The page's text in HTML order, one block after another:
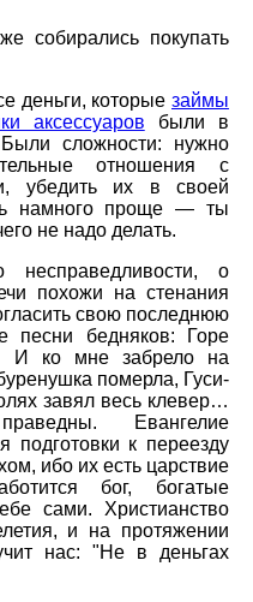
собирались покупать
деньги, которые займы
аксессуаров были в
сложности: нужно
отношения с
убедить их в своей
намного проще — ты
не надо делать.
о
похожи на стенания
свою последнюю
бедняков: Горе
И ко мне забрело на
померла, Гуси-
завял весь клевер…
Евангелие
подготовки к переезду
ибо их есть царствие
бог, богатые
сами. Христианство
и на протяжении
нас: "Не в деньгах